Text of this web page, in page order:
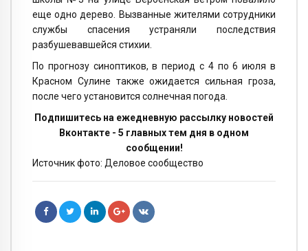
еще одно дерево. Вызванные жителями сотрудники
службы спасения устраняли последствия
разбушевавшейся стихии.
По прогнозу синоптиков, в период с 4 по 6 июля в
Красном Сулине также ожидается сильная гроза,
после чего установится солнечная погода.
Подпишитесь на ежедневную рассылку новостей
Вконтакте - 5 главных тем дня в одном
сообщении!
Источник фото: Деловое сообщество